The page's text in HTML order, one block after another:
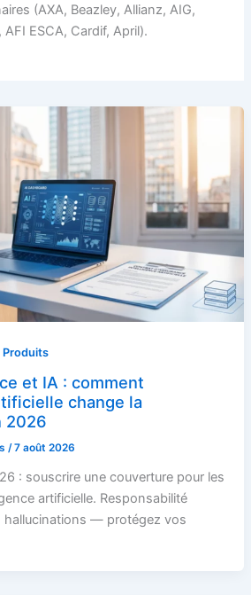
(AXA, Beazley, Allianz, AIG,
ESCA, Cardif, April).
Produits
et IA : comment
change la
2026
/7 août 2026
: souscrire une couverture pour les
artificielle. Responsabilité
hallucinations — protégez vos